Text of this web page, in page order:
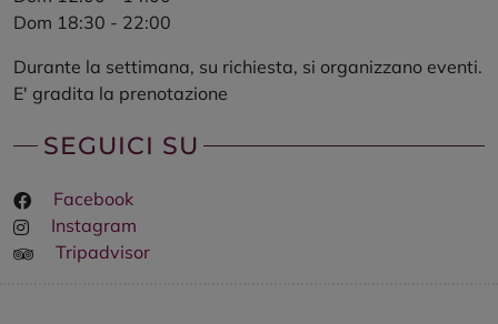
Dom 18:30 - 22:00
Durante la settimana, su richiesta, si organizzano eventi.
E' gradita la prenotazione
SEGUICI SU
Facebook
Instagram
Tripadvisor